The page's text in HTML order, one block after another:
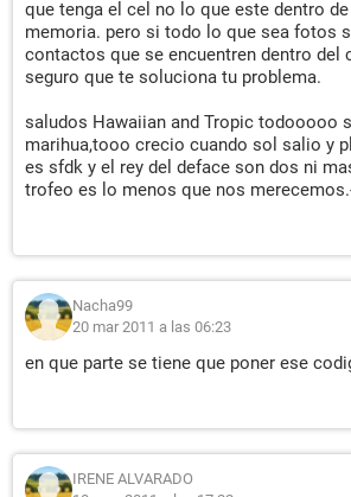
que tenga el cel no lo que este dentro
memoria. pero si todo lo que sea fotos
contactos que se encuentren dentro del
seguro que te soluciona tu problema.
saludos Hawaiian and Tropic todooooo
marihua,tooo crecio cuando sol salio y
es sfdk y el rey del deface son dos ni
trofeo es lo menos que nos
Nacha99
20 mar 2011 a las 06:23
en que parte se tiene que poner ese
IRENE ALVARADO